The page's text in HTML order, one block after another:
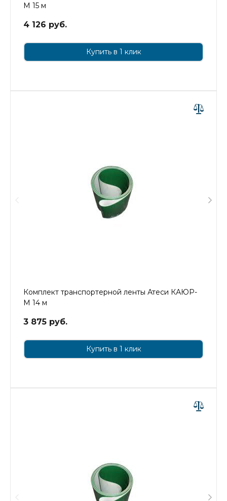
М 15 м
4 126 руб.
Купить в 1 клик
Комплект транспортерной ленты Атеси КАЮР-
М 14 м
3 875 руб.
Купить в 1 клик